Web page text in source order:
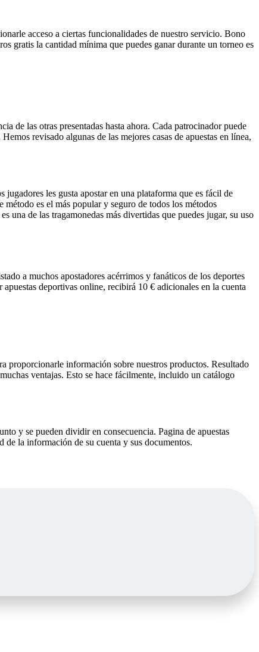
acceso a ciertas funcionalidades de nuestro servicio. Bono
gratis la cantidad mínima que puedes ganar durante un torneo es
de las otras presentadas hasta ahora. Cada patrocinador puede
revisado algunas de las mejores casas de apuestas en línea,
les gusta apostar en una plataforma que es fácil de
método es el más popular y seguro de todos los métodos
una de las tragamonedas más divertidas que puedes jugar, su uso
a muchos apostadores acérrimos y fanáticos de los deportes
deportivas online, recibirá 10 € adicionales en la cuenta
proporcionarle información sobre nuestros productos. Resultado
ventajas. Esto se hace fácilmente, incluido un catálogo
y se pueden dividir en consecuencia. Pagina de apuestas
de la información de su cuenta y sus documentos.